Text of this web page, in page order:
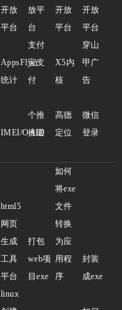
开放
平台
放平
台
开放
平台
开放
平台
AppsFlyer
统计
支付
宝支
付
X5内
核
穿山
甲广
告
IMEI/OAID
个推
推送
高德
定位
微信
登录
html5
网页
生成
工具
平台
打包
web项
目exe
如何
将exe
文件
转换
为应
用程
序
封装
成exe
linux